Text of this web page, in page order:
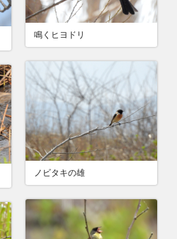
鳴くヒヨドリ
ノビタキの雄